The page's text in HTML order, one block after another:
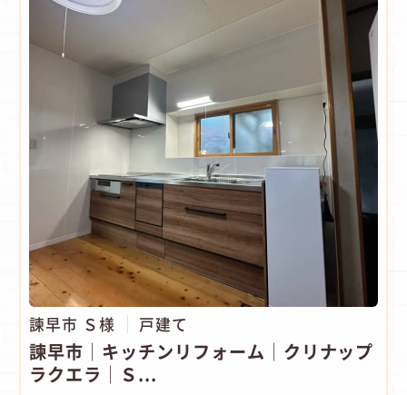
諫早市 Ｓ様 戸建て
諫早市│キッチンリフォーム│クリナップ
ラクエラ│Ｓ...